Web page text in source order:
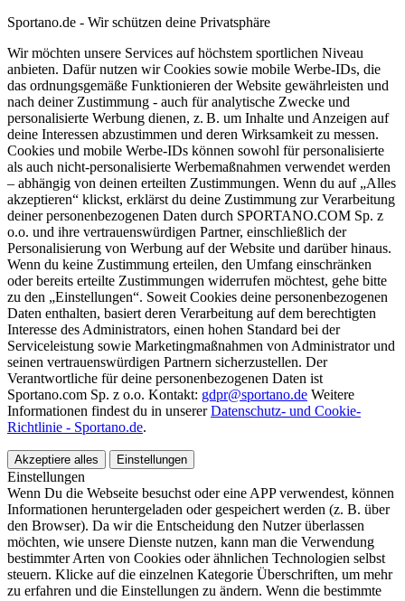
Sportano.de - Wir schützen deine Privatsphäre
Wir möchten unsere Services auf höchstem sportlichen Niveau
anbieten. Dafür nutzen wir Cookies sowie mobile Werbe-IDs, die
das ordnungsgemäße Funktionieren der Website gewährleisten und
nach deiner Zustimmung - auch für analytische Zwecke und
personalisierte Werbung dienen, z. B. um Inhalte und Anzeigen auf
deine Interessen abzustimmen und deren Wirksamkeit zu messen.
Cookies und mobile Werbe-IDs können sowohl für personalisierte
als auch nicht-personalisierte Werbemaßnahmen verwendet werden
– abhängig von deinen erteilten Zustimmungen. Wenn du auf „Alles
akzeptieren“ klickst, erklärst du deine Zustimmung zur Verarbeitung
deiner personenbezogenen Daten durch SPORTANO.COM Sp. z
o.o. und ihre vertrauenswürdigen Partner, einschließlich der
Personalisierung von Werbung auf der Website und darüber hinaus.
Wenn du keine Zustimmung erteilen, den Umfang einschränken
oder bereits erteilte Zustimmungen widerrufen möchtest, gehe bitte
zu den „Einstellungen“. Soweit Cookies deine personenbezogenen
Daten enthalten, basiert deren Verarbeitung auf dem berechtigten
Interesse des Administrators, einen hohen Standard bei der
Serviceleistung sowie Marketingmaßnahmen von Administrator und
seinen vertrauenswürdigen Partnern sicherzustellen. Der
Verantwortliche für deine personenbezogenen Daten ist
Sportano.com Sp. z o.o. Kontakt: gdpr@sportano.de Weitere
Informationen findest du in unsererDatenschutz- und Cookie-
Richtlinie - Sportano.de.
Akzeptiere alles Einstellungen
Einstellungen
Wenn Du die Webseite besuchst oder eine APP verwendest, können
Informationen heruntergeladen oder gespeichert werden (z. B. über
den Browser). Da wir die Entscheidung den Nutzer überlassen
möchten, wie unsere Dienste nutzen, kann man die Verwendung
bestimmter Arten von Cookies oder ähnlichen Technologien selbst
steuern. Klicke auf die einzelnen Kategorie Überschriften, um mehr
zu erfahren und die Einstellungen zu ändern. Wenn die bestimmte